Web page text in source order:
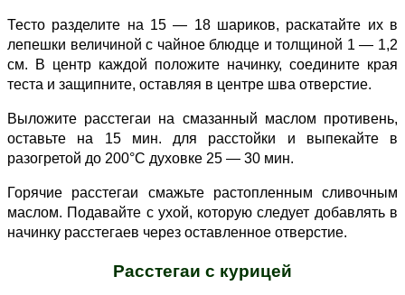
Тесто разделите на 15 — 18 шариков, раскатайте их в
лепешки величиной с чайное блюдце и толщиной 1 — 1,2
см. В центр каждой положите начинку, соедините края
теста и защипните, оставляя в центре шва отверстие.
Выложите расстегаи на смазанный маслом противень,
оставьте на 15 мин. для расстойки и выпекайте в
разогретой до 200°С духовке 25 — 30 мин.
Горячие расстегаи смажьте растопленным сливочным
маслом. Подавайте с ухой, которую следует добавлять в
начинку расстегаев через оставленное отверстие.
Расстегаи с курицей